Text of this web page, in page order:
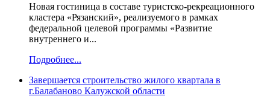
Новая гостиница в составе туристско-рекреационного
кластера «Рязанский», реализуемого в рамках
федеральной целевой программы «Развитие
внутреннего и...
Подробнее...
Завершается строительство жилого квартала в
г.Балабаново Калужской области